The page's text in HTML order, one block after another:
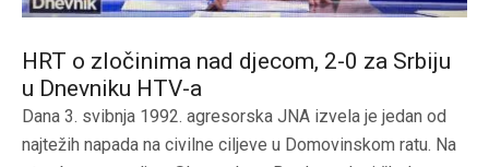
HRT o zločinima nad djecom, 2-0 za Srbiju
u Dnevniku HTV-a
Dana 3. svibnja 1992. agresorska JNA izvela je jedan od
najtežih napada na civilne ciljeve u Domovinskom ratu. Na